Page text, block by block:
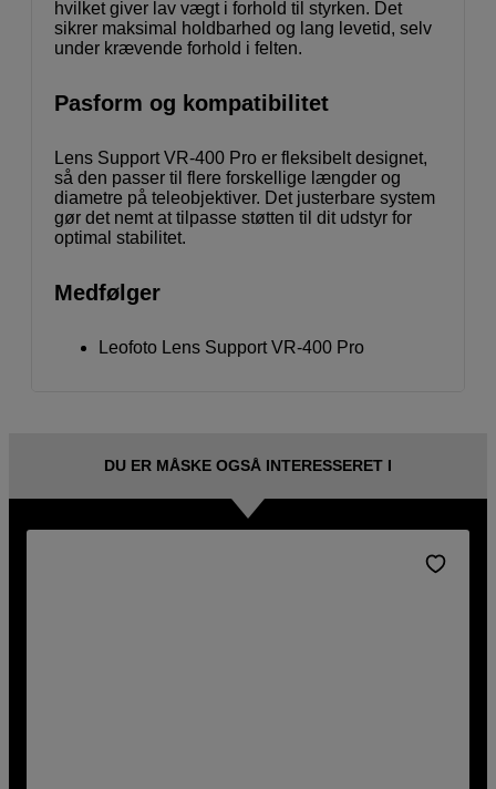
hvilket giver lav vægt i forhold til styrken. Det
sikrer maksimal holdbarhed og lang levetid, selv
under krævende forhold i felten.
Pasform og kompatibilitet
Lens Support VR-400 Pro er fleksibelt designet,
så den passer til flere forskellige længder og
diametre på teleobjektiver. Det justerbare system
gør det nemt at tilpasse støtten til dit udstyr for
optimal stabilitet.
Medfølger
Leofoto Lens Support VR-400 Pro
DU ER MÅSKE OGSÅ INTERESSERET I